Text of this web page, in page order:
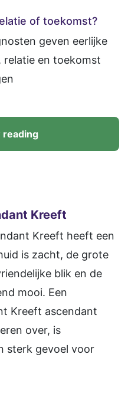
of toekomst?
geven eerlijke
en toekomst
reading
Kreeft
Kreeft heeft een
is zacht, de grote
blik en de
mooi. Een
Kreeft ascendant
over, is
sterk gevoel voor